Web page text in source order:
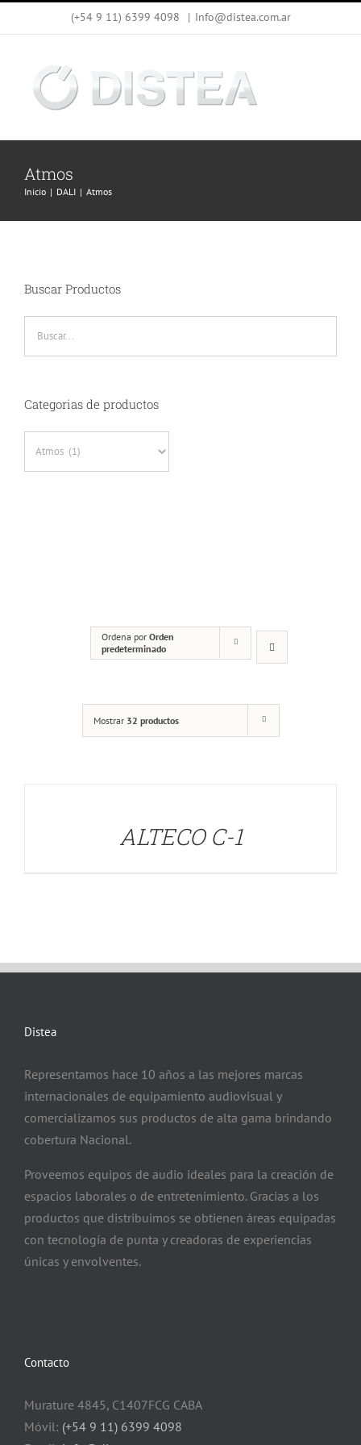
al
(+54 9 11) 6399 4098 | Info@distea.com.ar
Atmos
Inicio DALI Atmos
Ordena por Orden
predeterminado
Mostrar 32 productos
ALTECO C-1
Buscar Productos
Categorias de productos
Distea
Representamos hace 10 años a las mejores marcas
internacionales de equipamiento audiovisual y
comercializamos sus productos de alta gama brindando
cobertura Nacional.
Proveemos equipos de audio ideales para la creación de
espacios laborales o de entretenimiento. Gracias a los
productos que distribuimos se obtienen áreas equipadas
con tecnología de punta y creadoras de experiencias
únicas y envolventes.
Contacto
Murature 4845, C1407FCG CABA
Móvil: (+54 9 11) 6399 4098